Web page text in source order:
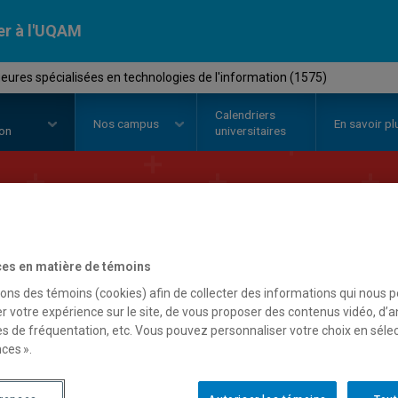
à l'UQAM
spécialisées en technologies de l'information (1575)
Nos campus
Calendriers
universitaires
En savoir
d'études
de
en matière de témoins
des témoins (cookies) afin de collecter des informations qui nous
votre expérience sur le site, de vous proposer des contenus vidéo,
de fréquentation, etc. Vous pouvez personnaliser votre choix en
».